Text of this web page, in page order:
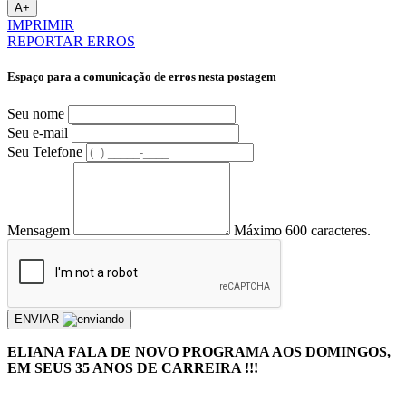
A+
IMPRIMIR
REPORTAR ERROS
Espaço para a comunicação de erros nesta postagem
Seu nome
Seu e-mail
Seu Telefone
Mensagem Máximo 600 caracteres.
ENVIAR
ELIANA FALA DE NOVO PROGRAMA AOS DOMINGOS,
EM SEUS 35 ANOS DE CARREIRA !!!